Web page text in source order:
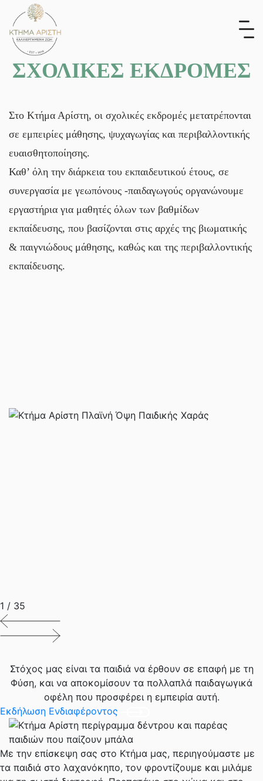
content
ΣΧΟΛΙΚΕΣ ΕΚΔΡΟΜΕΣ
Στο Κτήμα Αρίστη, οι σχολικές εκδρομές μετατρέπονται
σε εμπειρίες μάθησης, ψυχαγωγίας και περιβαλλοντικής
ευαισθητοποίησης.
Καθ’ όλη την διάρκεια του εκπαιδευτικού έτους, σε
συνεργασία με γεωπόνους -παιδαγωγούς οργανώνουμε
εργαστήρια για μαθητές όλων των βαθμίδων
εκπαίδευσης, που βασίζονται στις αρχές της βιωματικής
& παιγνιώδους μάθησης, καθώς και της περιβαλλοντικής
εκπαίδευσης.
1 / 35
Στόχος μας είναι τα παιδιά να έρθουν σε επαφή με τη
Φύση, και να αποκομίσουν τα πολλαπλά παιδαγωγικά
οφέλη που προσφέρει η εμπειρία αυτή.
Εκδήλωση Ενδιαφέροντος
Με την επίσκεψη σας στο Κτήμα μας, περιηγούμαστε με
τα παιδιά στο λαχανόκηπο, τον φροντίζουμε και μιλάμε